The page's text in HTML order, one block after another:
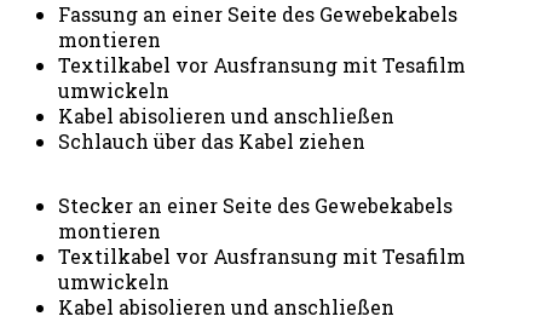
Fassung an einer Seite des Gewebekabels
montieren
Textilkabel vor Ausfransung mit Tesafilm
umwickeln
Kabel abisolieren und anschließen
Schlauch über das Kabel ziehen
Stecker an einer Seite des Gewebekabels
montieren
Textilkabel vor Ausfransung mit Tesafilm
umwickeln
Kabel abisolieren und anschließen